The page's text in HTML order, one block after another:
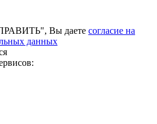
Вы даете согласие на
данных